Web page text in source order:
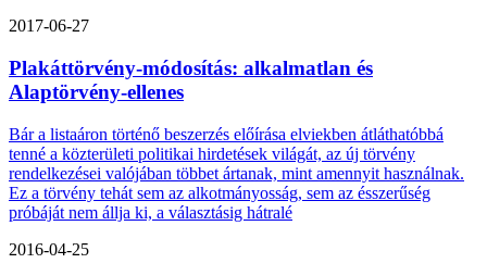
2017-06-27
Plakáttörvény-módosítás: alkalmatlan és
Alaptörvény-ellenes
Bár a listaáron történő beszerzés előírása elviekben átláthatóbbá
tenné a közterületi politikai hirdetések világát, az új törvény
rendelkezései valójában többet ártanak, mint amennyit használnak.
Ez a törvény tehát sem az alkotmányosság, sem az ésszerűség
próbáját nem állja ki, a választásig hátralé
2016-04-25